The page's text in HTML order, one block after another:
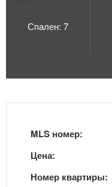
Спален: 7
MLS номер:
Цена:
Номер квартиры: